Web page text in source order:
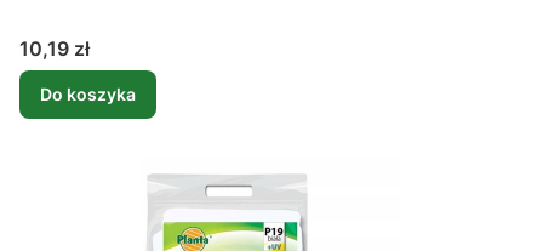
Cena
10,19 zł
Do koszyka